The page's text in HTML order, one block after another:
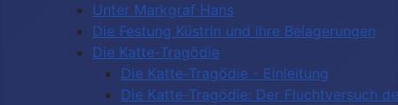
Unter Markgraf Hans
Die Festung Küstrin und ihre Belagerungen
Die Katte-Tragödie
Die Katte-Tragödie - Einleitung
Die Katte-Tragödie: Der Fluchtversuch